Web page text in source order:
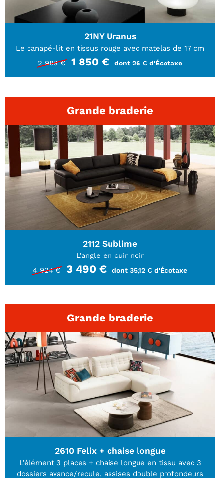
21NY Uranus
Le canapé-lit en tissus rouge avec matelas de 17 cm
2 988 €
1 850 € dont 26 € d'Écotaxe
Grande braderie
2112 Sublime
L’angle en cuir noir
4 924 €
3 490 € dont 35,12 € d'Écotaxe
Grande braderie
2610 Felix + chaise longue
L’élément 3 places + chaise longue en tissu avec 3
dossiers avance/recule, assises double profondeurs